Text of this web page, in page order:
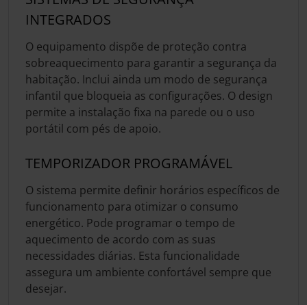
INTEGRADOS
O equipamento dispõe de proteção contra
sobreaquecimento para garantir a segurança da
habitação. Inclui ainda um modo de segurança
infantil que bloqueia as configurações. O design
permite a instalação fixa na parede ou o uso
portátil com pés de apoio.
TEMPORIZADOR PROGRAMÁVEL
O sistema permite definir horários específicos de
funcionamento para otimizar o consumo
energético. Pode programar o tempo de
aquecimento de acordo com as suas
necessidades diárias. Esta funcionalidade
assegura um ambiente confortável sempre que
desejar.